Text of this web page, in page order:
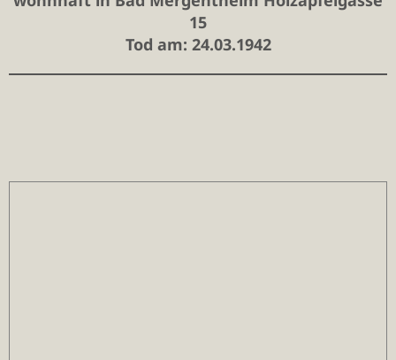
15
Tod am: 24.03.1942